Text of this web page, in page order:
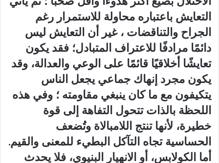
التعايش باعتباره محاولة للاستمرار رغم
الجراح والتناقضات ، غير أن التعايش ليس
دائمًا مرادفًا للاعتراف المتبادل؛ فقد يكون
تعايشًا أخلاقيًا قائمًا على الوعي والعدالة، وقد
يكون مجرد إنهاك جماعي يجعل الناس
يتكيفون مع ما كان ينبغي مقاومته ؛ وفي هذه
اللحظة بالذات تتحول التفاهة إلى قوة
خطيرة، لأنها تنتج اللامبالاة وتُضعف
الحساسية تجاه التآكل البطيء للمعنى والقيم.
أما الكولابس، أو الانهيار البنيوي، فلا يحدث